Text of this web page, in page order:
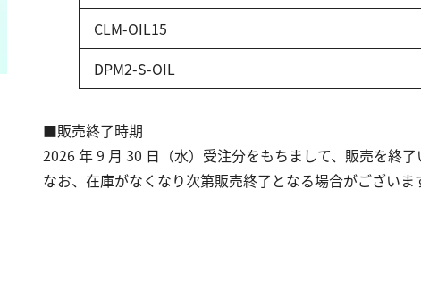
CLM-OIL15
DPM2-S-OIL
■販売終了時期
2026 年 9 月 30 日（水）受注分をもちまして、販売を終了
なお、在庫がなくなり次第販売終了となる場合がございま